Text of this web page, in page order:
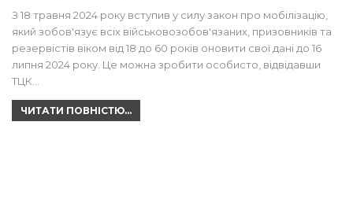
З 18 травня 2024 року вступив у силу закон про мобілізацію,
який зобов'язує всіх військовозобов'язаних, призовників та
резервістів віком від 18 до 60 років оновити свої дані до 16
липня 2024 року. Це можна зробити особисто, відвідавши
ТЦК…
ЧИТАТИ ПОВНІСТЮ...